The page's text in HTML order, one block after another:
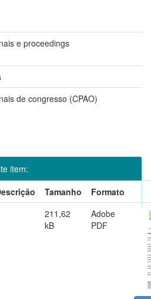
e proceedings
de congresso (CPAO)
item:
Tamanho
Formato
211,62
kB
Adobe
PDF